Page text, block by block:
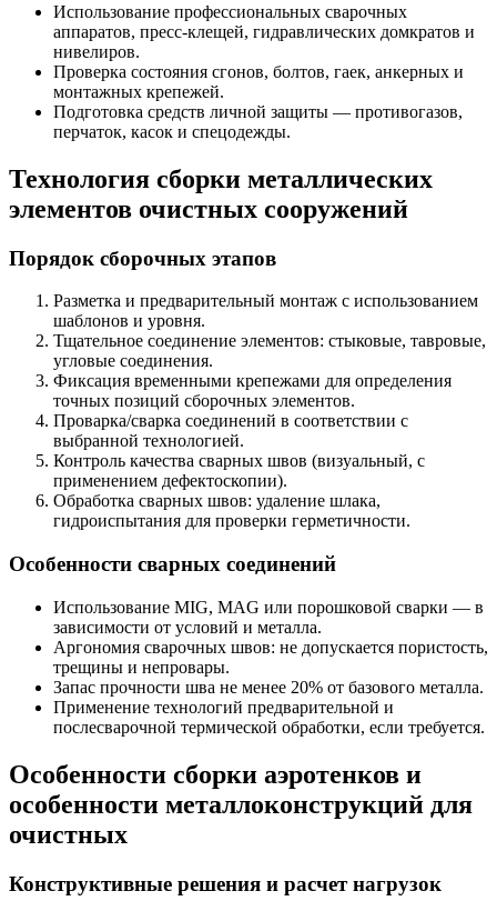
Использование профессиональных сварочных
аппаратов, пресс-клещей, гидравлических домкратов и
нивелиров.
Проверка состояния сгонов, болтов, гаек, анкерных и
монтажных крепежей.
Подготовка средств личной защиты — противогазов,
перчаток, касок и спецодежды.
Технология сборки металлических
элементов очистных сооружений
Порядок сборочных этапов
Разметка и предварительный монтаж с использованием
шаблонов и уровня.
Тщательное соединение элементов: стыковые, тавровые,
угловые соединения.
Фиксация временными крепежами для определения
точных позиций сборочных элементов.
Проварка/сварка соединений в соответствии с
выбранной технологией.
Контроль качества сварных швов (визуальный, с
применением дефектоскопии).
Обработка сварных швов: удаление шлака,
гидроиспытания для проверки герметичности.
Особенности сварных соединений
Использование MIG, MAG или порошковой сварки — в
зависимости от условий и металла.
Аргономия сварочных швов: не допускается пористость,
трещины и непровары.
Запас прочности шва не менее 20% от базового металла.
Применение технологий предварительной и
послесварочной термической обработки, если требуется.
Особенности сборки аэротенков и
особенности металлоконструкций для
очистных
Конструктивные решения и расчет нагрузок